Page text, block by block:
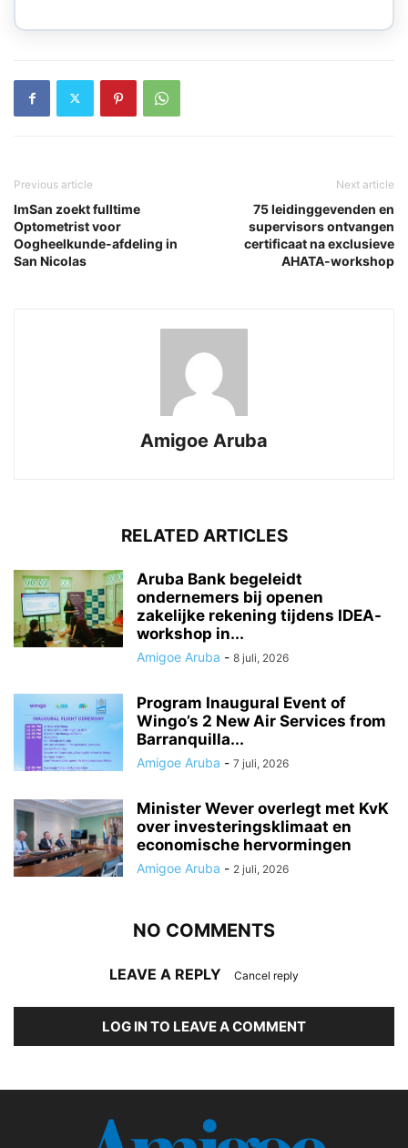
Previous article
ImSan zoekt fulltime
Optometrist voor
Oogheelkunde-afdeling in
San Nicolas
Next article
75 leidinggevenden en
supervisors ontvangen
certificaat na exclusieve
AHATA-workshop
Amigoe Aruba
RELATED ARTICLES
Aruba Bank begeleidt
ondernemers bij openen
zakelijke rekening tijdens IDEA-
workshop in...
Amigoe Aruba - 8 juli, 2026
Program Inaugural Event of
Wingo’s 2 New Air Services from
Barranquilla...
Amigoe Aruba - 7 juli, 2026
Minister Wever overlegt met KvK
over investeringsklimaat en
economische hervormingen
Amigoe Aruba - 2 juli, 2026
NO COMMENTS
LEAVE A REPLY Cancel reply
LOG IN TO LEAVE A COMMENT